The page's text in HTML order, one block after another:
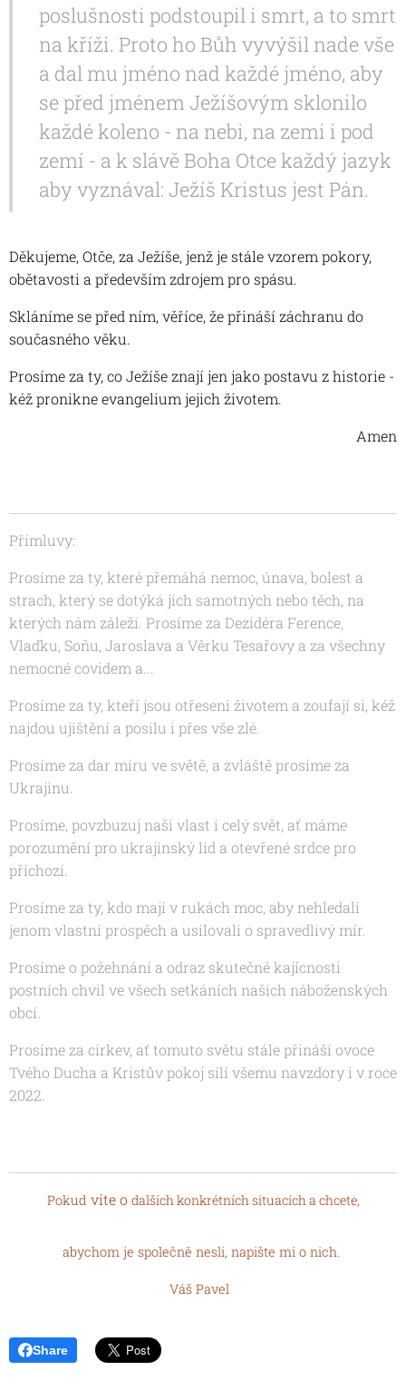
poslušnosti podstoupil i smrt, a to smrt
na kříži. Proto ho Bůh vyvýšil nade vše
a dal mu jméno nad každé jméno, aby
se před jménem Ježíšovým sklonilo
každé koleno - na nebi, na zemi i pod
zemí - a k slávě Boha Otce každý jazyk
aby vyznával: Ježíš Kristus jest Pán.
Děkujeme, Otče, za Ježíše, jenž je stále vzorem pokory,
obětavosti a především zdrojem pro spásu.
Skláníme se před ním, věříce, že přináší záchranu do
současného věku.
Prosíme za ty, co Ježíše znají jen jako postavu z historie -
kéž pronikne evangelium jejich životem.
Amen
Přímluvy:
Prosíme za ty, které přemáhá nemoc, únava, bolest a
strach, který se dotýká jich samotných nebo těch, na
kterých nám záleží. Prosíme za Dezidéra Ference,
Vlaďku, Soňu, Jaroslava a Věrku Tesařovy a za všechny
nemocné covidem a...
Prosíme za ty, kteří jsou otřeseni životem a zoufají si, kéž
najdou ujištění a posilu i přes vše zlé.
Prosíme za dar míru ve světě, a zvláště prosíme za
Ukrajinu.
Prosíme, povzbuzuj naši vlast i celý svět, ať máme
porozumění pro ukrajinský lid a otevřené srdce pro
příchozí.
Prosíme za ty, kdo mají v rukách moc, aby nehledali
jenom vlastní prospěch a usilovali o spravedlivý mír.
Prosíme o požehnání a odraz skutečné kajícnosti
postních chvil ve všech setkáních našich náboženských
obcí.
Prosíme za církev, ať tomuto světu stále přináší ovoce
Tvého Ducha a Kristův pokoj sílí všemu navzdory i v roce
2022.
Pokud víte o dalších konkrétních situacích a chcete,
abychom je společně nesli, napište mi o nich.
Váš Pavel
Share